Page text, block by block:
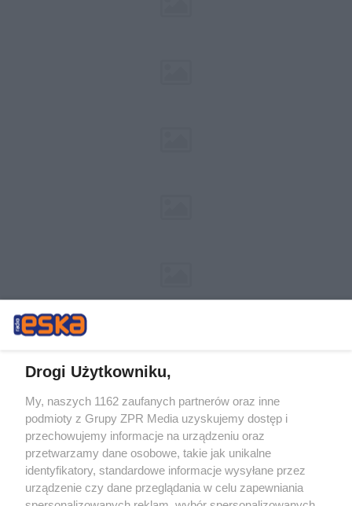
Żaden utwór zamieszczony w serwisie nie może być powielany i
rozpowszechniany lub dalej rozpowszechniany w jakikolwiek sposób (w
tym także elektroniczny lub mechaniczny) na jakimkolwiek polu
eksploatacji w jakiejkolwiek formie, włącznie z umieszczaniem w
Internecie bez pisemnej zgody właściciela praw. Jakiekolwiek użycie lub
wykorzystanie utworów w całości lub w części z naruszeniem prawa,
tzn. bez właściwej zgody, jest zabronione pod groźbą kary i może być
ścigane prawnie.
Drogi Użytkowniku,
My, naszych 1162 zaufanych partnerów oraz inne
podmioty z Grupy ZPR Media uzyskujemy dostęp i
przechowujemy informacje na urządzeniu oraz
przetwarzamy dane osobowe, takie jak unikalne
identyfikatory, standardowe informacje wysyłane przez
urządzenie czy dane przeglądania w celu zapewniania